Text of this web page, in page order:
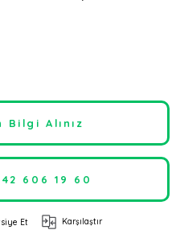
Alınız
606 19 60
Et Karşılaştır